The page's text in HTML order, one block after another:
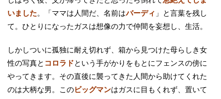
いました。「ママは人間だ、名前はバーディ 」と言葉を残し
て。ひとりになったガスは想像の力で仲間を妄想し、生活。
しかしついに孤独に耐え切れず、箱から見つけた母らしき女
性の写真と コロラドという手がかりをもとにフェンスの傍に
やってきます。その直後に襲ってきた人間から助けてくれた
のは大柄な男。このビッグマンはガスに目もくれず、置いて